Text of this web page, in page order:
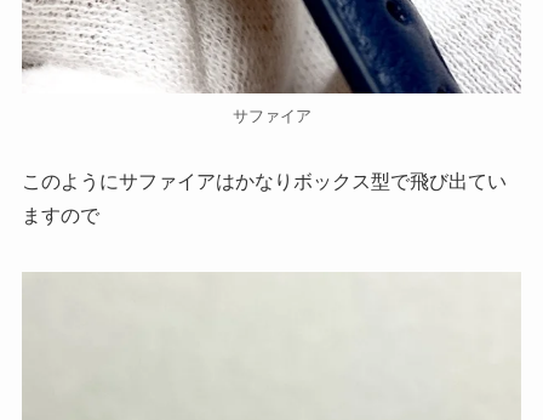
サファイア
このようにサファイアはかなりボックス型で飛び出てい
ますので